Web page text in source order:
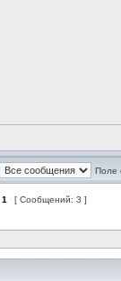
Поле
1 [ Сообщений: 3 ]